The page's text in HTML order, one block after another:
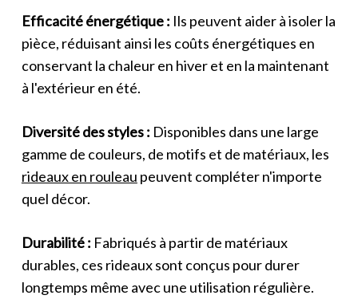
Efficacité énergétique : Ils peuvent aider à isoler la
pièce, réduisant ainsi les coûts énergétiques en
conservant la chaleur en hiver et en la maintenant
à l'extérieur en été.
Diversité des styles : Disponibles dans une large
gamme de couleurs, de motifs et de matériaux, les
rideaux en rouleau peuvent compléter n'importe
quel décor.
Durabilité : Fabriqués à partir de matériaux
durables, ces rideaux sont conçus pour durer
longtemps même avec une utilisation régulière.